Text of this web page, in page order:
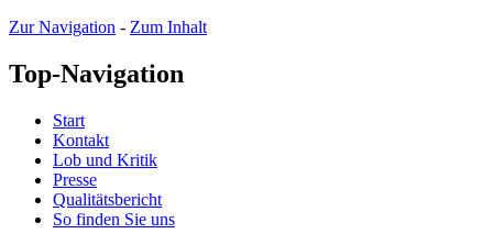
Zur Navigation - Zum Inhalt
Top-Navigation
Start
Kontakt
Lob und Kritik
Presse
Qualitätsbericht
So finden Sie uns